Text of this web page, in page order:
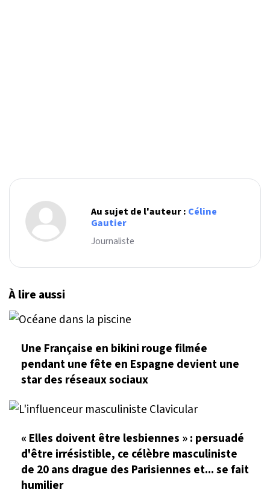
Au sujet de l'auteur : Céline
Gautier
Journaliste
À lire aussi
Une Française en bikini rouge filmée
pendant une fête en Espagne devient une
star des réseaux sociaux
« Elles doivent être lesbiennes » : persuadé
d'être irrésistible, ce célèbre masculiniste
de 20 ans drague des Parisiennes et... se fait
humilier